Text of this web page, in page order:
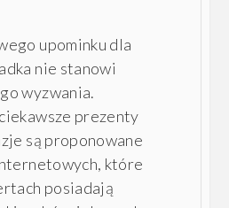
upominku dla
nie stanowi
wyzwania.
prezenty
są proponowane
które
posiadają